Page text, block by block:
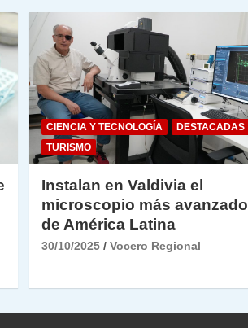
CIENCIA Y TECNOLOGÍA
DESTACADAS
TURISMO
Instalan en Valdivia el
microscopio más avanzado
de América Latina
30/10/2025 Vocero Regional